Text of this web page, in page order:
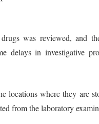
was reviewed, and
delays in investigative
locations where they are
from the laboratory